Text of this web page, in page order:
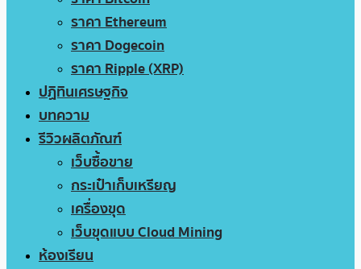
ราคา Ethereum
ราคา Dogecoin
ราคา Ripple (XRP)
ปฏิทินเศรษฐกิจ
บทความ
รีวิวผลิตภัณฑ์
เว็บซื้อขาย
กระเป๋าเก็บเหรียญ
เครื่องขุด
เว็บขุดแบบ Cloud Mining
ห้องเรียน